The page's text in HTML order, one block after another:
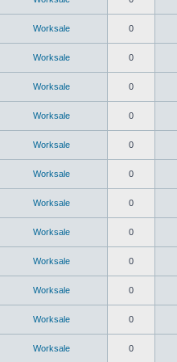
Worksale 0
Worksale 0
Worksale 0
Worksale 0
Worksale 0
Worksale 0
Worksale 0
Worksale 0
Worksale 0
Worksale 0
Worksale 0
Worksale 0